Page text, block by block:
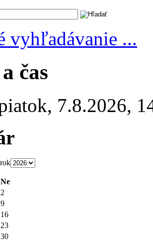
vyhľadávanie ...
čas
, 7.8.2026,
rok
Ne
2
9
16
23
30